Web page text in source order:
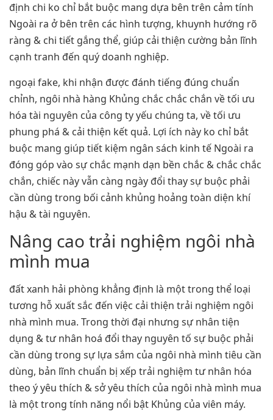
định chi ko chỉ bắt buộc mang dựa bên trên cảm tính
Ngoài ra ở bên trên các hình tượng, khuynh hướng rõ
ràng & chi tiết gắng thể, giúp cải thiện cường bản lĩnh
cạnh tranh đến quý doanh nghiệp.
ngoại fake, khi nhận được đánh tiếng đúng chuẩn
chỉnh, ngôi nhà hàng Khủng chắc chắc chắn về tối ưu
hóa tài nguyên của công ty yếu chúng ta, về tối ưu
phung phá & cải thiện kết quả. Lợi ích này ko chỉ bắt
buộc mang giúp tiết kiệm ngân sách kinh tế Ngoài ra
đóng góp vào sự chắc mạnh dạn bền chắc & chắc chắc
chắn, chiếc này vẫn càng ngày đổi thay sự buộc phải
cần dùng trong bối cảnh khủng hoảng toàn diện khí
hậu & tài nguyên.
Nâng cao trải nghiệm ngôi nhà
mình mua
đất xanh hải phòng khẳng định là một trong thể loại
tương hỗ xuất sắc đến việc cải thiện trải nghiệm ngôi
nhà mình mua. Trong thời đại nhưng sự nhân tiện
dụng & tư nhân hoá đổi thay nguyên tố sự buộc phải
cần dùng trong sự lựa sắm của ngôi nhà mình tiêu cần
dùng, bản lĩnh chuẩn bị xếp trải nghiệm tư nhân hóa
theo ý yêu thích & sở yêu thích của ngôi nhà mình mua
là một trong tính năng nổi bật Khủng của viên máy.